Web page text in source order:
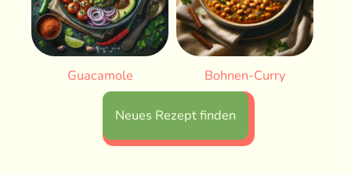
Guacamole Bohnen-Curry
Neues Rezept finden